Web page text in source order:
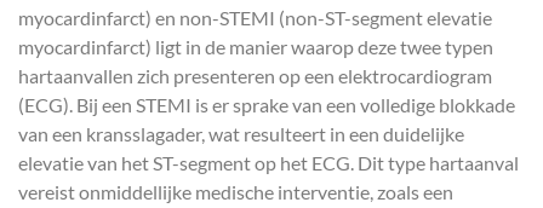
myocardinfarct) en non-STEMI (non-ST-segment elevatie
myocardinfarct) ligt in de manier waarop deze twee typen
hartaanvallen zich presenteren op een elektrocardiogram
(ECG). Bij een STEMI is er sprake van een volledige blokkade
van een kransslagader, wat resulteert in een duidelijke
elevatie van het ST-segment op het ECG. Dit type hartaanval
vereist onmiddellijke medische interventie, zoals een